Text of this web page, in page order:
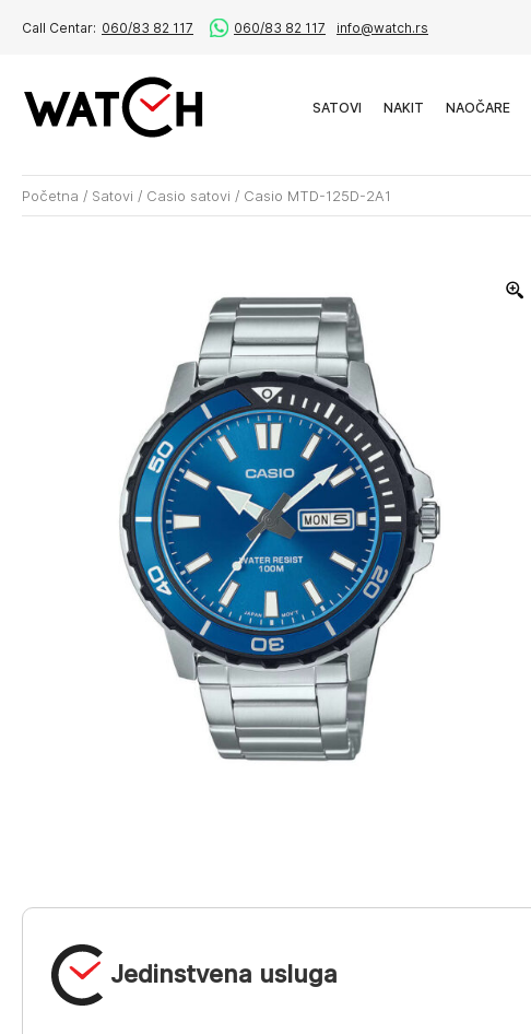
Call Centar: 060/83 82 117 060/83 82 117 info@watch.rs
SATOVI NAKIT NAOČARE
Početna / Satovi / Casio satovi / Casio MTD-125D-2A1
Jedinstvena usluga